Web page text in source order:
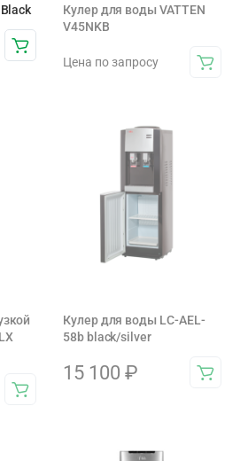
Кулер для воды VATTEN
V45NKB
Цена по запросу
Кулер для воды LC-AEL-
58b black/silver
15 100 ₽